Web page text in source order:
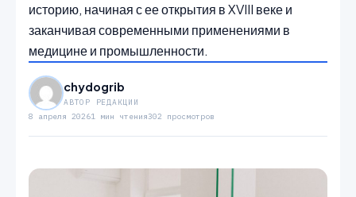
историю, начиная с ее открытия в XVIII веке и
заканчивая современными применениями в
медицине и промышленности.
chydogrib
АВТОР РЕДАКЦИИ
8 апреля 20261 мин чтения302 просмотров